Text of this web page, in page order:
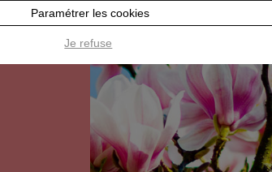
Paramétrer les cookies
Je refuse